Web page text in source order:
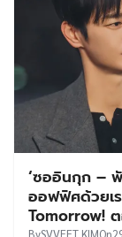
‘ซออินกุก – พั
ออฟฟิศด้วยเ
Tomorrow!